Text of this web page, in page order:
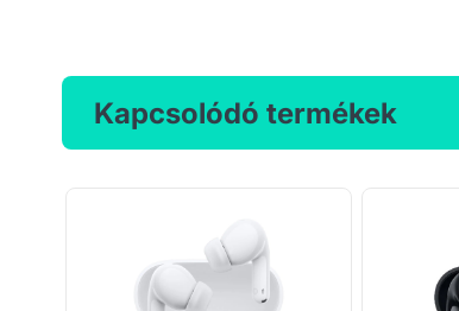
Kapcsolódó termékek